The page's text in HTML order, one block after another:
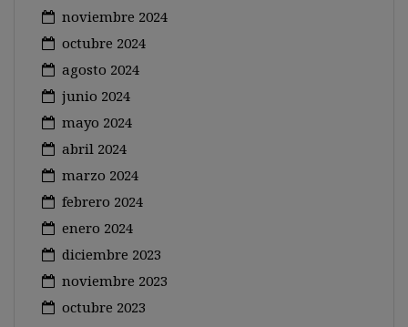
noviembre 2024
octubre 2024
agosto 2024
junio 2024
mayo 2024
abril 2024
marzo 2024
febrero 2024
enero 2024
diciembre 2023
noviembre 2023
octubre 2023